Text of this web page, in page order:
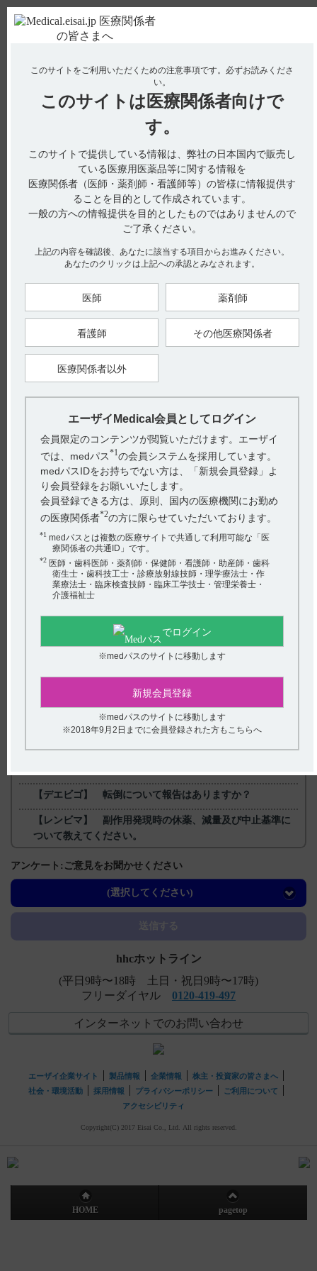
使用期限検索 Drug Information
No : 3349
【レンビマ・肝細胞癌】 副作用として報告され
ている肝性脳症の発現率や起こりやすい時期を教
えてください。
国際共同第III相試験（304試験，REFLECT）において、肝性脳
症の副作用は全体集団で3.8％（18／476例）、日本人集団で
7.4％（6／81例）に認められました。肝性脳症事象
日，365日）、日本人では15.5日（7日，94日）でした。（引用
※「肝性脳症」、「肝性昏睡」、「脳症」及び「代謝性脳症」
て報告されました。
●発現状況
国際共同第III相試験（304試験，REFLECT）のレンバチニブ群
における肝性脳症関連の副作用の発現状況は下表のとおりで
す。（引用1）
CTCAEｖ4.0のGrade分類（引用2）
●発現時期
与群における肝性脳症事象＊ の初発までの期間［中央値（最小
値，最大値）］は全体で16.5日（6日，365日）、日本人では
15.5日（7日，94日）でした。（引用1）
＊本試験では、肝性脳症事象は、MedDRA基本語の「肝性脳
症」、「肝性昏睡」、「脳症」及び「代謝性脳症」として収集
しました。レンバチニブ投与群では、「肝性脳症」、「肝性昏
睡」は因果関係が否定できない副作用として報告されました。
【引用】
1) 【肝細胞癌】レンビマカプセル4mg適正にご使用いただくた
めのガイドブック II.注意いただきたい副作用とその対策 5. 肝
性脳症 p33-36 （LEN1087ESG）
2) 【肝細胞癌】レンビマカプセル4mg適正にご使用いただくた
めのガイドブックV.参考 p84（LEN1087ESG）
【更新年月】
戻る
関連するQ&A
【クリアクター】 授乳婦への投与に関する注意事項につ
【デエビゴ】 転倒について報告はありますか？
【レンビマ】 副作用発現時の休薬、減量及び中止基準に
ついて教えてください。
【レンビマ・肝細胞癌】 副作用として報告されている肝
性脳症はどのような患者に起きやすいですか？投与前、投
与中の注意点は？
アンケート:ご意見をお聞かせください
(選択してください)
このサイトをご利用いただくための注意事項です。 必ずお読みくださ
い。
このサイトは 医療関係者向けで
す。
このサイトで提供している情報は、弊社の日本国内で販売し
ている医療用医薬品等に関する情報を
医療関係者（医師・薬剤師・看護師等）の皆様に情報提供す
ることを目的として作成されています。
一般の方への情報提供を目的としたものではありませんので
ご了承ください。
上記の内容を確認後、あなたに該当する項目からお進みください。
あなたのクリックは上記への承認とみなされます。
医師 薬剤師
看護師 その他医療関係者
医療関係者以外
エーザイMedical会員としてログイン
会員限定のコンテンツが閲覧いただけます。エーザイ
では、medパス*1の会員システムを採用しています。
medパスIDをお持ちでない方は、「新規会員登録」よ
り会員登録をお願いいたします。
会員登録できる方は、原則、国内の医療機関にお勤め
の医療関係者*2の方に限らせていただいております。
*1 medパスとは複数の医療サイトで共通して利用可能な「医
療関係者の共通ID」です。
*2 医師・歯科医師・薬剤師・保健師・看護師・助産師・歯科
衛生士・歯科技工士・診療放射線技師・理学療法士・作
業療法士・臨床検査技師・臨床工学技士・管理栄養士・
介護福祉士
でログイン
※medパスのサイトに移動します
新規会員登録
※medパスのサイトに移動します
※2018年9月2日までに会員登録された方もこちらへ
hhcホットライン
(平日9時〜18時 土日・祝日9時〜17時)
フリーダイヤル 0120-419-497
インターネットでのお問い合わせ
エーザイ企業サイト 製品情報 企業情報
株主・投資家の皆さまへ
社会・環境活動
採用情報 プライバシーポリシー
ご利用について
アクセシビリティ
Copyright(C) 2017 Eisai Co., Ltd. All rights reserved.
HOME pagetop